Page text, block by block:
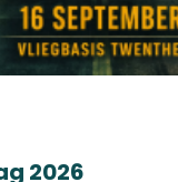
2026